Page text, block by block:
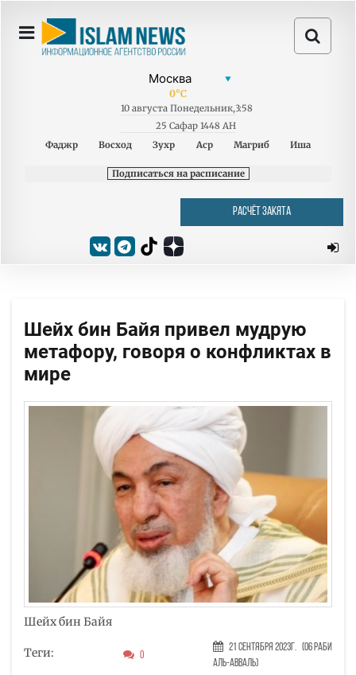
0°C
10 августа Понедельник,3:58
25 Сафар 1448 AH
Фаджр
Восход Зухр Аср Магриб Иша
Подписаться на расписание
РАСЧЁТ ЗАКЯТА
Шейх бин Байя привел мудрую
метафору, говоря о конфликтах в
мире
Шейх бин Байя
Теги: 0
21 Сентября 2023г. (06 Раби
аль-авваль)